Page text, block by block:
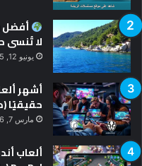
لا تُنسى
يونيو 12, 2025
أشهر
حقيقيًا
مارس 7, 2026
ألعاب